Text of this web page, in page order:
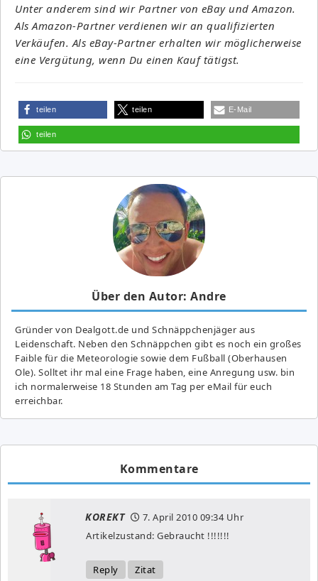
Unter anderem sind wir Partner von eBay und Amazon.
Als Amazon-Partner verdienen wir an qualifizierten
Verkäufen. Als eBay-Partner erhalten wir möglicherweise
eine Vergütung, wenn Du einen Kauf tätigst.
teilen teilen E-Mail
teilen
Über den Autor: Andre
Gründer von Dealgott.de und Schnäppchenjäger aus
Leidenschaft. Neben den Schnäppchen gibt es noch ein großes
Fai­ble für die Meteorologie sowie dem Fußball (Oberhausen
Ole). Solltet ihr mal eine Frage haben, eine Anregung usw. bin
ich normalerweise 18 Stunden am Tag per eMail für euch
erreichbar.
Kommentare
KOREKT 7. April 2010 09:34 Uhr
Artikelzustand: Gebraucht !!!!!!!
Reply Zitat